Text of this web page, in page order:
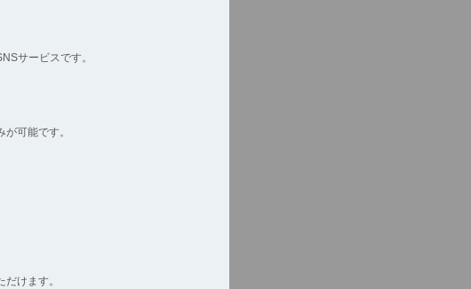
サービスです。
可能です。
けます。